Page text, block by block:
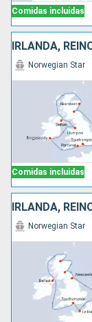
Comidas incluidas
IRLANDA,
Comidas incluidas
Norwegian Star
Norwegian Star